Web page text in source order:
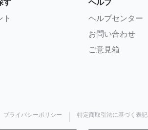
す
ト
ヘルプ
ヘルプセンター
お問い合わせ
ご意見箱
プライバシーポリシー 特定商取引法に基づく表記